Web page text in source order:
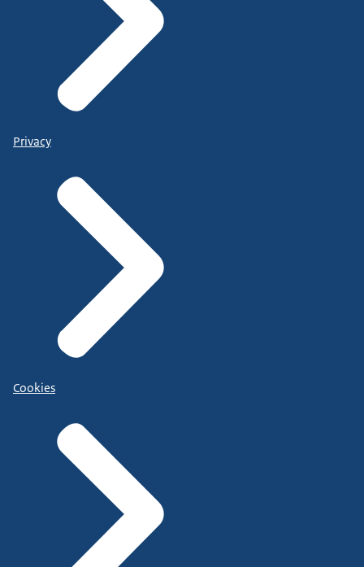
Privacy
Cookies